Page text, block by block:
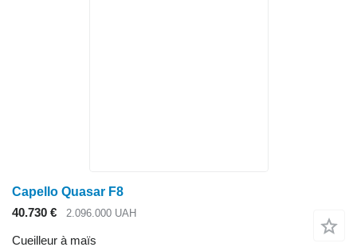
Capello Quasar F8
40.730 €
2.096.000 UAH
Cueilleur à maïs